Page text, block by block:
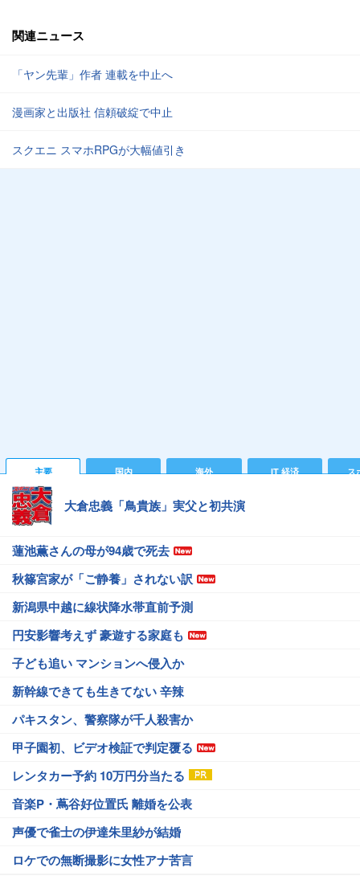
関連ニュース
「ヤン先輩」作者 連載を中止へ
漫画家と出版社 信頼破綻で中止
スクエニ スマホRPGが大幅値引き
主要 国内 海外 IT 経済 ス
大倉忠義「鳥貴族」実父と初共演
蓮池薫さんの母が94歳で死去
秋篠宮家が「ご静養」されない訳
新潟県中越に線状降水帯直前予測
円安影響考えず 豪遊する家庭も
子ども追い マンションへ侵入か
新幹線できても生きてない 辛辣
パキスタン、警察隊が千人殺害か
甲子園初、ビデオ検証で判定覆る
レンタカー予約 10万円分当たる
音楽P・蔦谷好位置氏 離婚を公表
声優で雀士の伊達朱里紗が結婚
ロケでの無断撮影に女性アナ苦言